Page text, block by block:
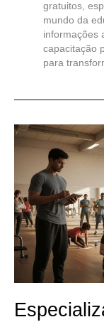
gratuitos,
mundo da
informações
capacitação
para
Especialização
gratuita
Educação
Física
Escolar
da
Unipampa
abre
50
vagas
2026